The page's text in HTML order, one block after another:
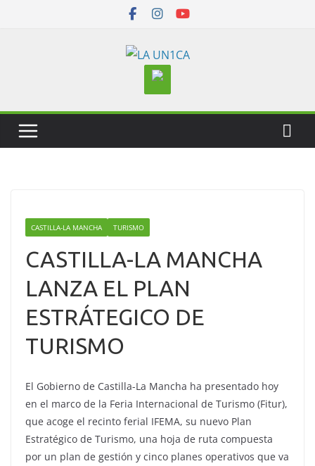
CASTILLA-LA MANCHA TURISMO
CASTILLA-LA MANCHA
LANZA EL PLAN
ESTRÁTEGICO DE
TURISMO
El Gobierno de Castilla-La Mancha ha presentado hoy
en el marco de la Feria Internacional de Turismo (Fitur),
que acoge el recinto ferial IFEMA, su nuevo Plan
Estratégico de Turismo, una hoja de ruta compuesta
por un plan de gestión y cinco planes operativos que va